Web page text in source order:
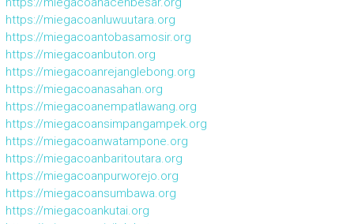
https://miegacoanluwuutara.org
https://miegacoantobasamosir.org
https://miegacoanbuton.org
https://miegacoanrejanglebong.org
https://miegacoanasahan.org
https://miegacoanempatlawang.org
https://miegacoansimpangampek.org
https://miegacoanwatampone.org
https://miegacoanbaritoutara.org
https://miegacoanpurworejo.org
https://miegacoansumbawa.org
https://miegacoankutai.org